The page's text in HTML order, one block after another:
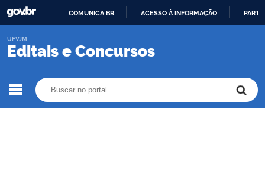
O
COMUNICA BR ACESSO À INFORMAÇÃO
Editais e Concursos
UFVJM